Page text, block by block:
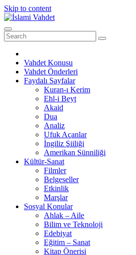
Skip to content
Vahdet Konusu
Vahdet Önderleri
Faydalı Sayfalar
Kuran-ı Kerim
Ehl-i Beyt
Akaid
Dua
Analiz
Ufuk Açanlar
İngiliz Şiiliği
Amerikan Sünniliği
Kültür-Sanat
Filmler
Belgeseller
Etkinlik
Marşlar
Sosyal Konular
Ahlak – Aile
Bilim ve Teknoloji
Edebiyat
Eğitim – Sanat
Kitap Önerisi